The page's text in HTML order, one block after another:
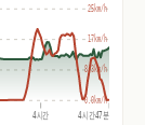
4시간 4시간47분
25km/h
17km/h
8.3km/h
0.0km/h